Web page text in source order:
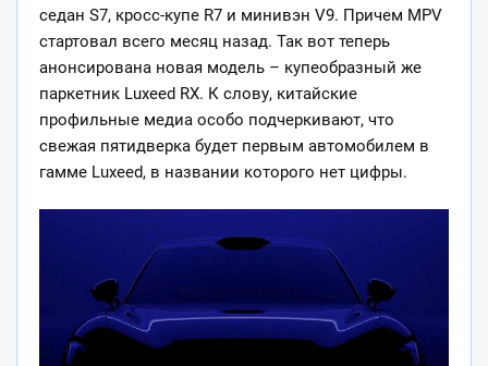
седан S7, кросс-купе R7 и минивэн V9. Причем MPV
стартовал всего месяц назад. Так вот теперь
анонсирована новая модель – купеобразный же
паркетник Luxeed RX. К слову, китайские
профильные медиа особо подчеркивают, что
свежая пятидверка будет первым автомобилем в
гамме Luxeed, в названии которого нет цифры.